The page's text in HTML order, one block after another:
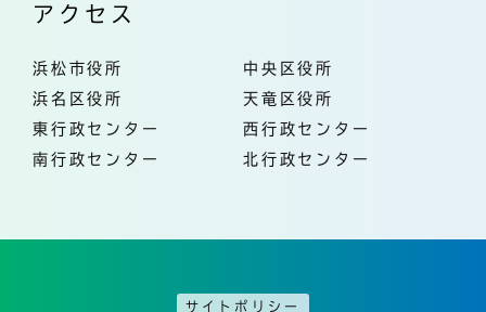
アクセス
浜松市役所
中央区役所
浜名区役所
天竜区役所
東行政センター
西行政センター
南行政センター
北行政センター
サイトポリシー